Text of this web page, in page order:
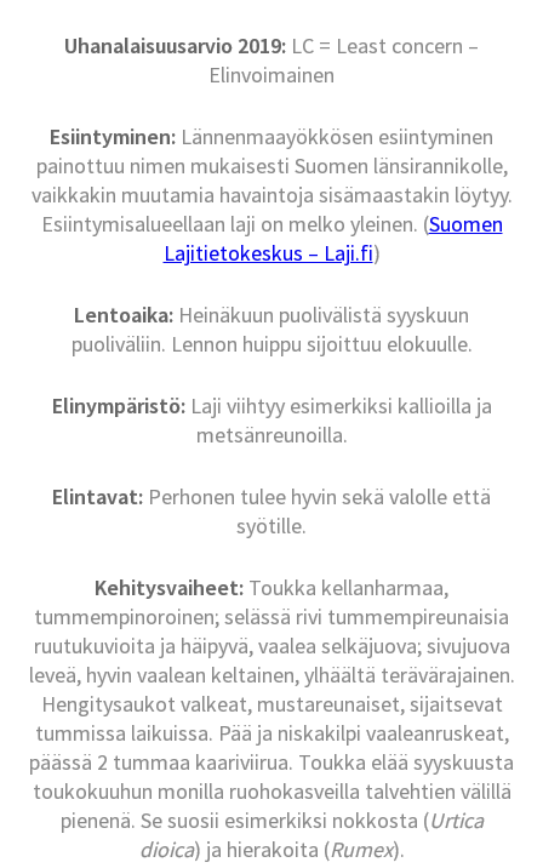
Uhanalaisuusarvio 2019: LC = Least concern –
Elinvoimainen
Esiintyminen: Lännenmaayökkösen esiintyminen
painottuu nimen mukaisesti Suomen länsirannikolle,
vaikkakin muutamia havaintoja sisämaastakin löytyy.
Esiintymisalueellaan laji on melko yleinen. (Suomen
Lajitietokeskus – Laji.fi)
Lentoaika: Heinäkuun puolivälistä syyskuun
puoliväliin. Lennon huippu sijoittuu elokuulle.
Elinympäristö:Laji viihtyy esimerkiksi kallioilla ja
metsänreunoilla.
Elintavat: Perhonen tulee hyvin sekä valolle että
syötille.
Kehitysvaiheet: Toukka kellanharmaa,
tummempinoroinen; selässä rivi tummempireunaisia
ruutukuvioita ja häipyvä, vaalea selkäjuova; sivujuova
leveä, hyvin vaalean keltainen, ylhäältä terävärajainen.
Hengitysaukot valkeat, mustareunaiset, sijaitsevat
tummissa laikuissa. Pää ja niskakilpi vaaleanruskeat,
päässä 2 tummaa kaariviirua. Toukka elää syyskuusta
toukokuuhun monilla ruohokasveilla talvehtien välillä
pienenä. Se suosii esimerkiksi nokkosta (Urtica
dioica) ja hierakoita (Rumex).